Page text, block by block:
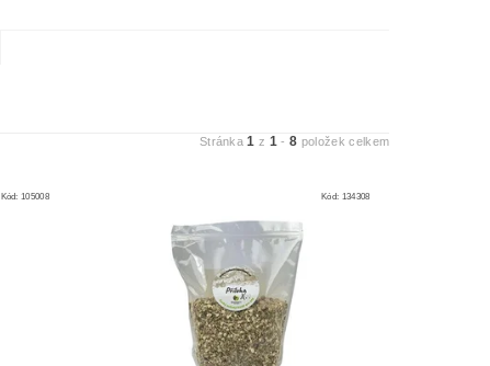
Stránka1 z 1 -8 položek celkem
Kód:105008 Kód: 134308